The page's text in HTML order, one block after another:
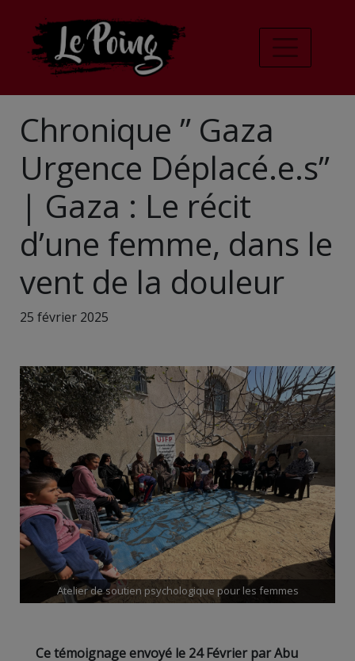
Chronique ” Gaza
Urgence Déplacé.e.s”
| Gaza : Le récit
d’une femme, dans le
vent de la douleur
25 février 2025
Atelier de soutien psychologique pour les femmes
Ce témoignage envoyé le 24 Février par Abu